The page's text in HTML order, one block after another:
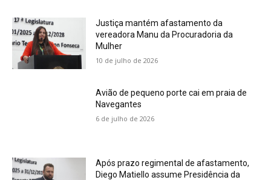
Justiça mantém afastamento da
vereadora Manu da Procuradoria da
Mulher
10 de julho de 2026
Avião de pequeno porte cai em praia de
Navegantes
6 de julho de 2026
Após prazo regimental de afastamento,
Diego Matiello assume Presidência da